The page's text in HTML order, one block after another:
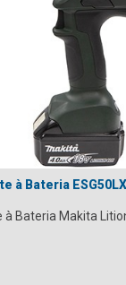
à Bateria
à Bateria Makita